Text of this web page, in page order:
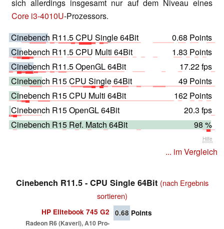
sich allerdings insgesamt nur auf dem Niveau eines
Core i3-4010U-Prozessors.
Cinebench R11.5 CPU Single 64Bit
0.68 Points
Cinebench R11.5 CPU Multi 64Bit
1.83 Points
Cinebench R11.5 OpenGL 64Bit
17.22 fps
Cinebench R15 CPU Single 64Bit
49 Points
Cinebench R15 CPU Multi 64Bit
162 Points
Cinebench R15 OpenGL 64Bit
20.3 fps
Cinebench R15 Ref. Match 64Bit
98 %
Hilfe
... im Vergleich
Cinebench R11.5 - CPU Single 64Bit (nach Ergebnis
sortieren)
HP Elitebook 745 G2
Radeon R6 (Kaveri), A10 Pro-
0.68 Points